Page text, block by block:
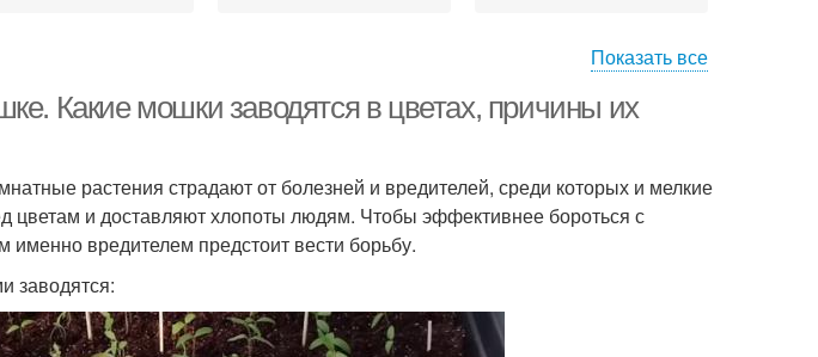
горшках
Мелкие мотыльки Черные мошки Мошка в квартире
Спички от мошек Мошка в доме
Показать все
Какие мошки заводятся в цветах, причины их
растения страдают от болезней и вредителей, среди которых и мелкие
цветам и доставляют хлопоты людям. Чтобы эффективнее бороться с
вредителем предстоит вести борьбу.
заводятся: